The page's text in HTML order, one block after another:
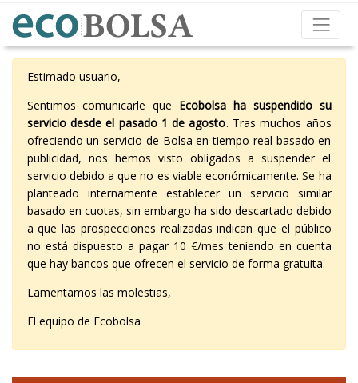
Estimado usuario,
Sentimos comunicarle que Ecobolsa ha suspendido su
servicio desde el pasado 1 de agosto. Tras muchos años
ofreciendo un servicio de Bolsa en tiempo real basado en
publicidad, nos hemos visto obligados a suspender el
servicio debido a que no es viable económicamente. Se ha
planteado internamente establecer un servicio similar
basado en cuotas, sin embargo ha sido descartado debido
a que las prospecciones realizadas indican que el público
no está dispuesto a pagar 10 €/mes teniendo en cuenta
que hay bancos que ofrecen el servicio de forma gratuita.
Lamentamos las molestias,
El equipo de Ecobolsa